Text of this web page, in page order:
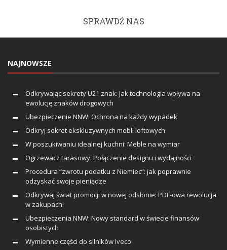
SPRAWDŹ NAS
NAJNOWSZE
Odkrywając sekrety U21 znak: Jak technologia wpływa na
ewolucję znaków drogowych
Ubezpieczenie NNW: Ochrona na każdy wypadek
Odkryj sekret ekskluzywnych mebli loftowych
W poszukiwaniu idealnej kuchni: Meble na wymiar
Ogrzewacz tarasowy: Połączenie designu i wydajności
Procedura “zwrotu podatku z Niemiec”: jak poprawnie
odzyskać swoje pieniądze
Odkrywaj świat promocji w nowej odsłonie: PDF-owa rewolucja
w zakupach!
Ubezpieczenia NNW: Nowy standard w świecie finansów
osobistych
Wymienne części do silników Iveco